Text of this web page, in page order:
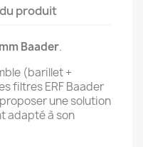
produit
Baader.
(barillet +
filtres ERF Baader
une solution
adapté à son